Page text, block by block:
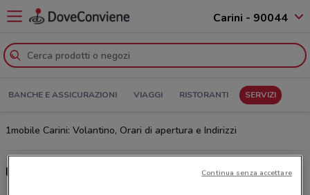
Carini - 90044
BANCHE E ASSICURAZIONI VIAGGI RISTORANTI SERVIZI
1mobile Carini: Volantino, Orari di apertura e Indirizzi
Ultime offerte del volantino 1mobileContinua senza accettare